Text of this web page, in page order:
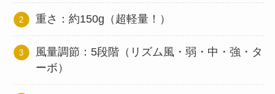
重さ：約150g（超軽量！）
風量調節：5段階（リズム風・弱・中・強・タ
ーボ）